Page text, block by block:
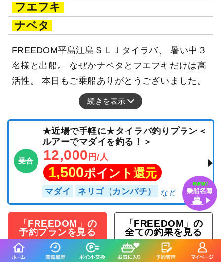
フエフキ
ナベタ
FREEDOM平島江島ＳＬＪタイラバ、 暑い中３
名様と出船。 なぜかナベタとフエフキだけは高
活性。 本日もご乗船ありがとうございました。
続きを表示
乗合
★近場で手軽に★タイラバ釣りプラン＜
ルアーでマダイを釣る！＞
12,000 円/人
1,500ポイント還元
マダイ ネリゴ（カンパチ）
「FREEDOM」の
予約プランを見る
「FREEDOM」の
全ての釣果を見る